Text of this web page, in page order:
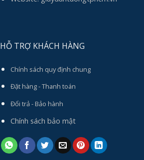
HỖ TRỢ KHÁCH HÀNG
Chính sách quy định chung
Đặt hàng - Thanh toán
Đổi trả - Bảo hành
Chính sách bảo mật